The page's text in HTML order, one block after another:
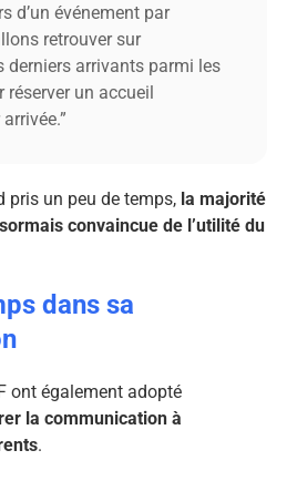
d’un événement par
retrouver sur
derniers arrivants parmi les
réserver un accueil
pris un peu de temps, la majorité
convaincue de l’utilité du
dans sa
ont également adopté
la communication à
.